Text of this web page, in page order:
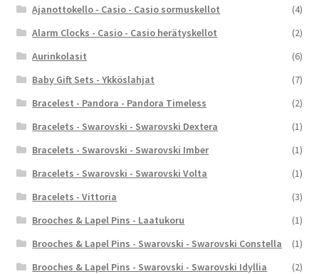
Ajanottokello - Casio - Casio sormuskellot
(4)
Alarm Clocks - Casio - Casio herätyskellot
(2)
Aurinkolasit
(6)
Baby Gift Sets - Ykköslahjat
(7)
Bracelest - Pandora - Pandora Timeless
(2)
Bracelets - Swarovski - Swarovski Dextera
(1)
Bracelets - Swarovski - Swarovski Imber
(1)
Bracelets - Swarovski - Swarovski Volta
(1)
Bracelets - Vittoria
(3)
Brooches & Lapel Pins - Laatukoru
(1)
Brooches & Lapel Pins - Swarovski - Swarovski Constella
(1)
Brooches & Lapel Pins - Swarovski - Swarovski Idyllia
(2)